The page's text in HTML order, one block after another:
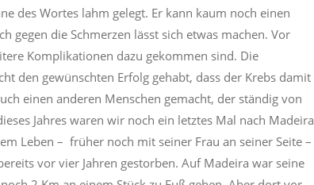
des Wortes lahm gelegt. Er kann kaum noch einen
gegen die Schmerzen lässt sich etwas machen. Vor
Komplikationen dazu gekommen sind. Die
den gewünschten Erfolg gehabt, dass der Krebs damit
einen anderen Menschen gemacht, der ständig von
Jahres waren wir noch ein letztes Mal nach Madeira
Leben – früher noch mit seiner Frau an seiner Seite –
vor vier Jahren gestorben. Auf Madeira war seine